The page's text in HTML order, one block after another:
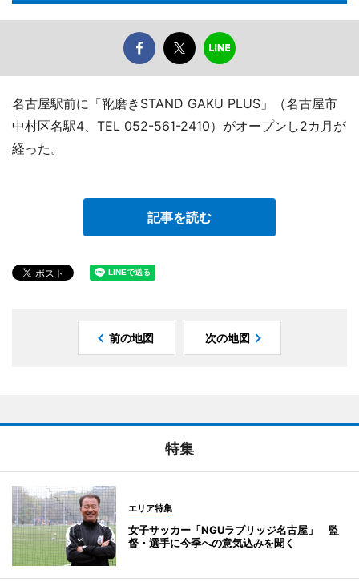
名古屋駅前に「靴磨きSTAND GAKU PLUS」（名古屋市
中村区名駅4、TEL 052-561-2410）がオープンし2カ月が
経った。
記事を読む
前の地図 次の地図
特集
エリア特集
女子サッカー「NGUラブリッジ名古屋」 監
督・選手に今季への意気込みを聞く